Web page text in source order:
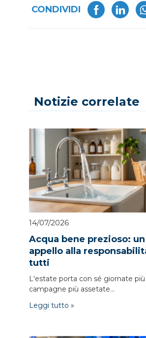
CONDIVIDI
Notizie correlate
14/07/2026
Acqua bene prezioso: un
appello alla
tutti
L'estate porta con sé giornate più
campagne più assetate...
Leggi tutto »